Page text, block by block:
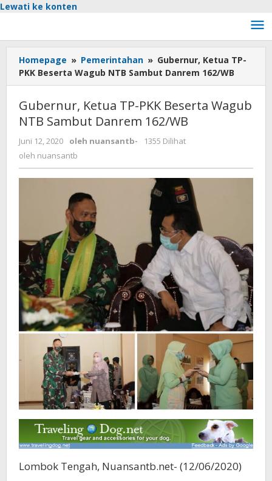
Lewati ke konten
Homepage » Pemerintahan » Gubernur, Ketua TP-
PKK Beserta Wagub NTB Sambut Danrem 162/WB
Gubernur, Ketua TP-PKK Beserta Wagub
NTB Sambut Danrem 162/WB
Juni 12, 2020 oleh nuansantb-
1355 Dilihat
oleh nuansantb
Lombok Tengah, Nuansantb.net- (12/06/2020)